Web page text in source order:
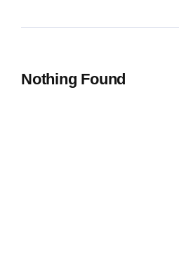
Nothing Found